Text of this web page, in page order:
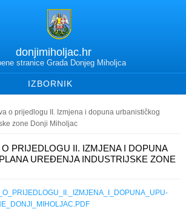
donjimiholjac.hr
stranice Grada Donjeg Miholjca
IZBORNIK
o prijedlogu II. Izmjena i dopuna urbanističkog
zone Donji Miholjac
O PRIJEDLOGU II. IZMJENA I DOPUNA
UREĐENJA INDUSTRIJSKE ZONE